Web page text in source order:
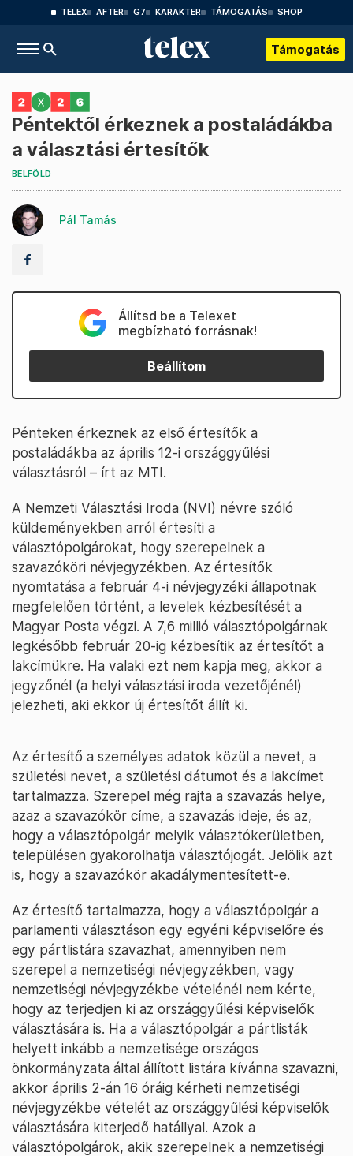
TELEX AFTER G7 KARAKTER TÁMOGATÁS SHOP
Támogatás
Péntektől érkeznek a postaládákba
a választási értesítők
BELFÖLD
Pál Tamás
Állítsd be a Telexet
megbízható forrásnak!
Beállítom
Pénteken érkeznek az első értesítők a
postaládákba az április 12-i országgyűlési
választásról – írt az MTI.
A Nemzeti Választási Iroda (NVI) névre szóló
küldeményekben arról értesíti a
választópolgárokat, hogy szerepelnek a
szavazóköri névjegyzékben. Az értesítők
nyomtatása a február 4-i névjegyzéki állapotnak
megfelelően történt, a levelek kézbesítését a
Magyar Posta végzi. A 7,6 millió választópolgárnak
legkésőbb február 20-ig kézbesítik az értesítőt a
lakcímükre. Ha valaki ezt nem kapja meg, akkor a
jegyzőnél (a helyi választási iroda vezetőjénél)
jelezheti, aki ekkor új értesítőt állít ki.
Az értesítő a személyes adatok közül a nevet, a
születési nevet, a születési dátumot és a lakcímet
tartalmazza. Szerepel még rajta a szavazás helye,
azaz a szavazókör címe, a szavazás ideje, és az,
hogy a választópolgár melyik választókerületben,
településen gyakorolhatja választójogát. Jelölik azt
is, hogy a szavazókör akadálymentesített-e.
Az értesítő tartalmazza, hogy a választópolgár a
parlamenti választáson egy egyéni képviselőre és
egy pártlistára szavazhat, amennyiben nem
szerepel a nemzetiségi névjegyzékben, vagy
nemzetiségi névjegyzékbe vételénél nem kérte,
hogy az terjedjen ki az országgyűlési képviselők
választására is. Ha a választópolgár a pártlisták
helyett inkább a nemzetisége országos
önkormányzata által állított listára kívánna szavazni,
akkor április 2-án 16 óráig kérheti nemzetiségi
névjegyzékbe vételét az országgyűlési képviselők
választására kiterjedő hatállyal. Azok a
választópolgárok, akik szerepelnek a nemzetiségi